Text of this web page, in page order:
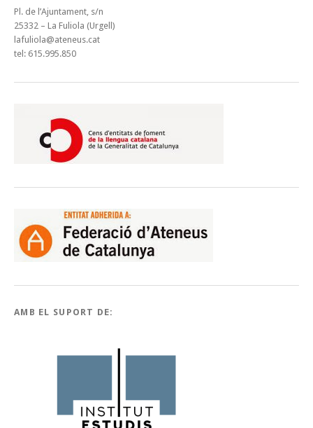
Pl. de l’Ajuntament, s/n
25332 – La Fuliola (Urgell)
lafuliola@ateneus.cat
tel: 615.995.850
AMB EL SUPORT DE: